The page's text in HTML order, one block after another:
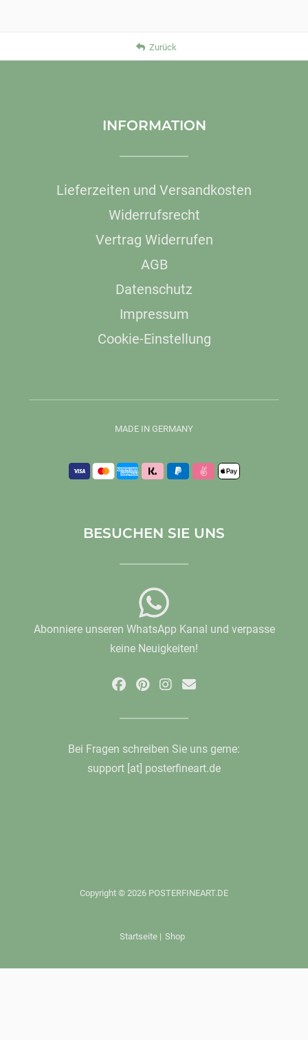
Zurück
INFORMATION
Lieferzeiten und Versandkosten
Widerrufsrecht
Vertrag Widerrufen
AGB
Datenschutz
Impressum
Cookie-Einstellung
MADE IN GERMANY
BESUCHEN SIE UNS
Abonniere unseren WhatsApp Kanal und verpasse
keine Neuigkeiten!
Bei Fragen schreiben Sie uns gerne:
support [at] posterfineart.de
Copyright © 2026 POSTERFINEART.DE
Startseite | Shop